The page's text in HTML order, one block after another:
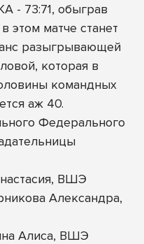
- 73:71, обыграв
этом матче станет
разыгрывающей
которая в
командных
аж 40.
Федерального
ВШЭ
Александра,
Алиса, ВШЭ